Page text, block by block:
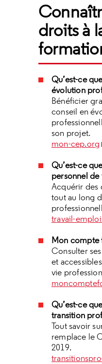
droits à
Qu’est-ce
évolution
Bénéficier
conseil en
son projet.
mon-cep.org
Qu’est-ce
personnel
Acquérir des
tout au long
travail-
Mon compte
Consulter
et
vie
Qu’est-ce
transition
Tout savoir
remplace le
2019.